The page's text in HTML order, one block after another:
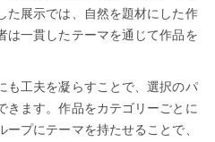
た展示では、自然を題材にした作
は一貫したテーマを通じて作品を
も工夫を凝らすことで、選択のパ
きます。作品をカテゴリーごとに
プにテーマを持たせることで、